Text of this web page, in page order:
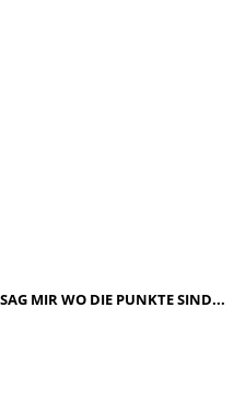
MIR WO DIE PUNKTE SIND...